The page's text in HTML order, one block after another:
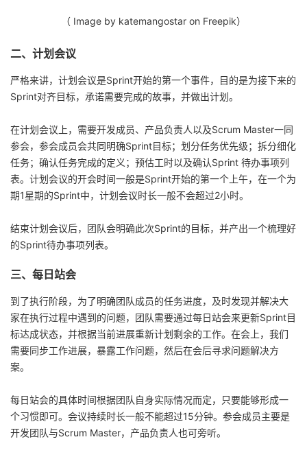
堂
我
的
课
程
我
的
认
我
的
验
我
收
藏
持
我
的
技
术
支
我
的
云
声
议
（ Image by katemangostar on Freepik）
二、计划会议
严格来讲，计划会议是Sprint开始的第一个事件，目的是为接下来的
Sprint对齐目标，承诺需要完成的故事，并做出计划。
在计划会议上，需要开发成员、产品负责人以及Scrum Master一同
参会，参会成员会共同明确Sprint目标；划分任务优先级；拆分细化
任务；确认任务完成的定义；预估工时以及确认Sprint 待办事项列
表。计划会议的开会时间一般是Sprint开始的第一个上午，在一个为
期1星期的Sprint中，计划会议时长一般不会超过2小时。
结束计划会议后，团队会明确此次Sprint的目标，并产出一个梳理好
的Sprint待办事项列表。
三、每日站会
到了执行阶段，为了明确团队成员的任务进度，及时发现并解决大
家在执行过程中遇到的问题，团队需要通过每日站会来更新Sprint目
标达成状态，并根据当前进展重新计划剩余的工作。在会上，我们
需要同步工作进展，暴露工作问题，然后在会后寻求问题解决方
案。
每日站会的具体时间根据团队自身实际情况而定，只要能够形成一
个习惯即可。会议持续时长一般不能超过15分钟。参会成员主要是
开发团队与Scrum Master，产品负责人也可旁听。